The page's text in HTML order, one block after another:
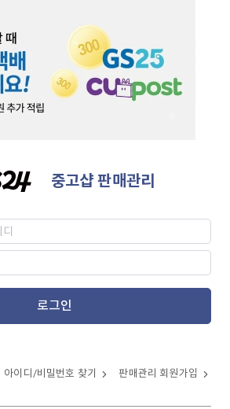
중고샵 판매관리
로그인
아이디/비밀번호 찾기 판매관리 회원가입